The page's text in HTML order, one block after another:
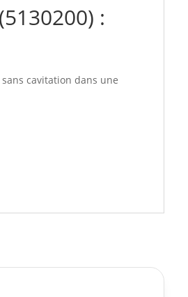
:
cavitation dans une